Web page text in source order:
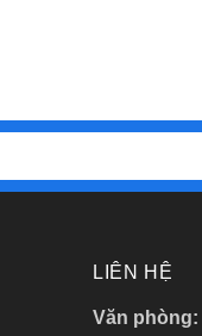
LIÊN HỆ
Văn phòng: